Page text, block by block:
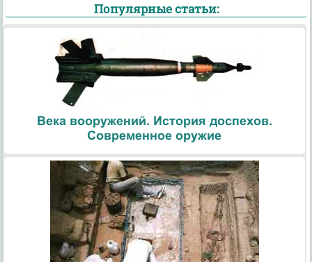
Популярные статьи:
Века вооружений. История доспехов.
Современное оружие